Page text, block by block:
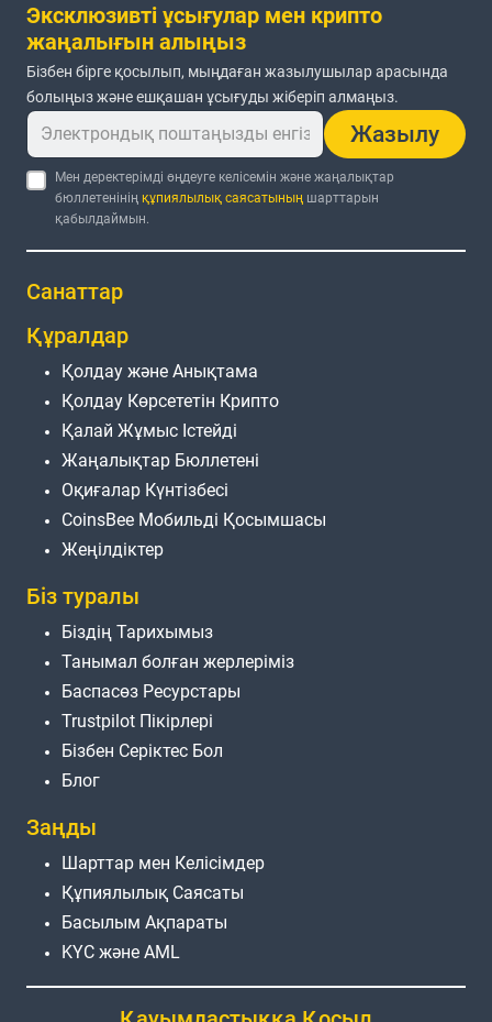
Эксклюзивті ұсығулар мен крипто
жаңалығын алыңыз
Бізбен бірге қосылып, мыңдаған жазылушылар арасында
болыңыз және ешқашан ұсығуды жіберіп алмаңыз.
Жазылу
Мен деректерімді өңдеуге келісемін және жаңалықтар
бюллетенінің құпиялылық саясатының шарттарын
қабылдаймын.
Санаттар
Құралдар
Қолдау және Анықтама
Қолдау Көрсететін Крипто
Қалай Жұмыс Істейді
Жаңалықтар Бюллетені
Оқиғалар Күнтізбесі
CoinsBee Мобильді Қосымшасы
Жеңілдіктер
Біз туралы
Біздің Тарихымыз
Танымал болған жерлеріміз
Баспасөз Ресурстары
Trustpilot Пікірлері
Бізбен Серіктес Бол
Блог
Заңды
Шарттар мен Келісімдер
Құпиялылық Саясаты
Басылым Ақпараты
KYC және AML